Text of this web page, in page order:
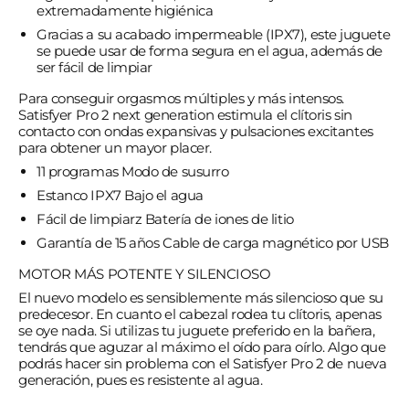
extremadamente higiénica
Gracias a su acabado impermeable (IPX7), este juguete
se puede usar de forma segura en el agua, además de
ser fácil de limpiar
Para conseguir orgasmos múltiples y más intensos.
Satisfyer Pro 2 next generation estimula el clítoris sin
contacto con ondas expansivas y pulsaciones excitantes
para obtener un mayor placer.
11 programas Modo de susurro
Estanco IPX7 Bajo el agua
Fácil de limpiarz Batería de iones de litio
Garantía de 15 añosCable de carga magnético por USB
MOTOR MÁS POTENTE Y SILENCIOSO
El nuevo modelo es sensiblemente más silencioso que su
predecesor. En cuanto el cabezal rodea tu clítoris, apenas
se oye nada. Si utilizas tu juguete preferido en la bañera,
tendrás que aguzar al máximo el oído para oírlo. Algo que
podrás hacer sin problema con el Satisfyer Pro 2 de nueva
generación, pues es resistente al agua.